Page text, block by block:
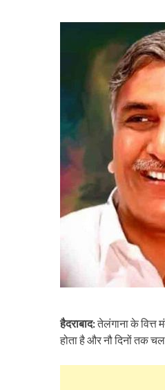
हैदराबाद:तेलंगाना के वित्त
होता है और नौ दिनों तक